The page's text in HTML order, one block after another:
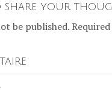
your
be published.